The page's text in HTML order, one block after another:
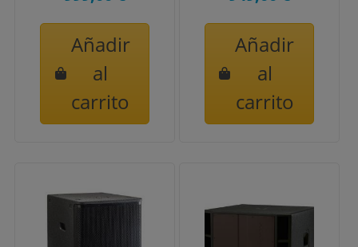
Añadir
al
carrito
Añadir
al
carrito